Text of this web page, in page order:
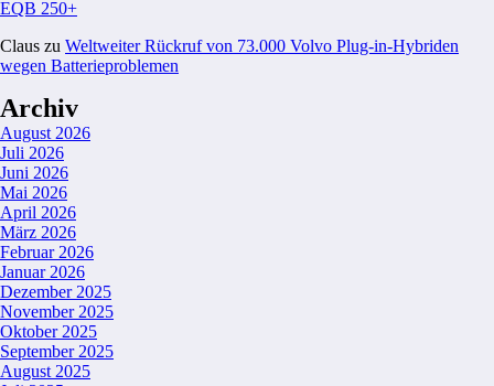
EQB 250+
Claus zu Weltweiter Rückruf von 73.000 Volvo Plug-in-Hybriden
wegen Batterieproblemen
Archiv
August 2026
Juli 2026
Juni 2026
Mai 2026
April 2026
März 2026
Februar 2026
Januar 2026
Dezember 2025
November 2025
Oktober 2025
September 2025
August 2025